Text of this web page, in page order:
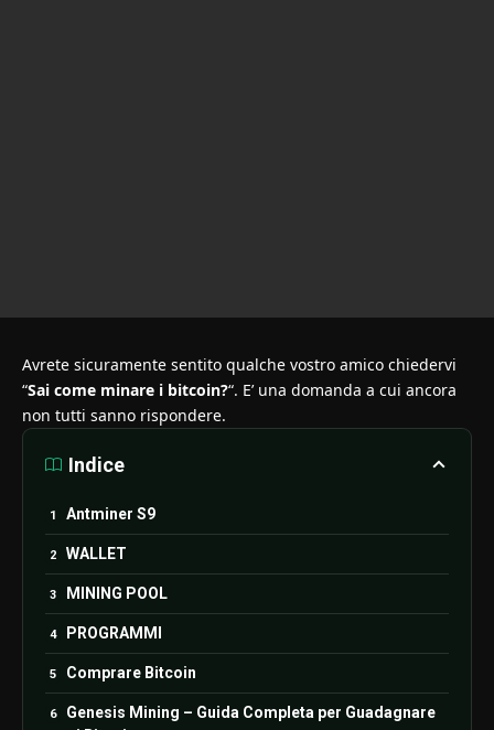
Avrete sicuramente sentito qualche vostro amico chiedervi
“Sai come minare i bitcoin?“. E’ una domanda a cui ancora
non tutti sanno rispondere.
Indice
Antminer S9
WALLET
MINING POOL
PROGRAMMI
Comprare Bitcoin
Genesis Mining – Guida Completa per Guadagnare